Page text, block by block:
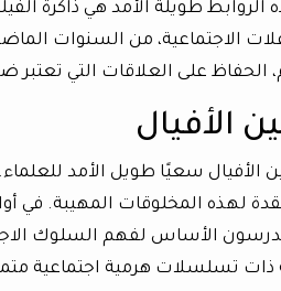
طويلة الأمد هي ذاكرة
الاجتماعية، من السنوات
على العلاقات التي تعتبر
الأفيال
سعيًا طويل الأمد
لهذه المخلوقات المهيبة. في
الأساس لفهم السلوك
تسلسلات هرمية اجتماعية